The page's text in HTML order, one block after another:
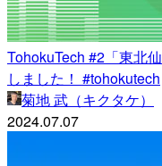
TohokuTech #2「東北
しました！ #tohokutech
菊地 武（キクタケ）
2024.07.07